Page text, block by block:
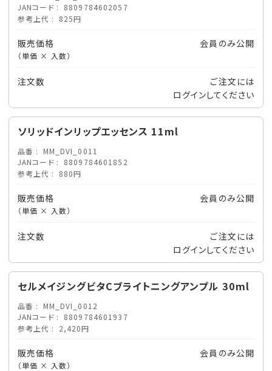
JANコード
8809784602057
参考上代
825円
販売価格
（単価 × 入数）
会員のみ公開
注文数
ご注文には
ログインしてください
ソリッドインリップエッセンス 11ml
品番
MM_DVI_0011
JANコード
8809784601852
参考上代
880円
販売価格
（単価 × 入数）
会員のみ公開
注文数
ご注文には
ログインしてください
セルメイジングビタCブライトニングアンプル 30ml
品番
MM_DVI_0012
JANコード
8809784601937
参考上代
2,420円
販売価格
（単価 × 入数）
会員のみ公開